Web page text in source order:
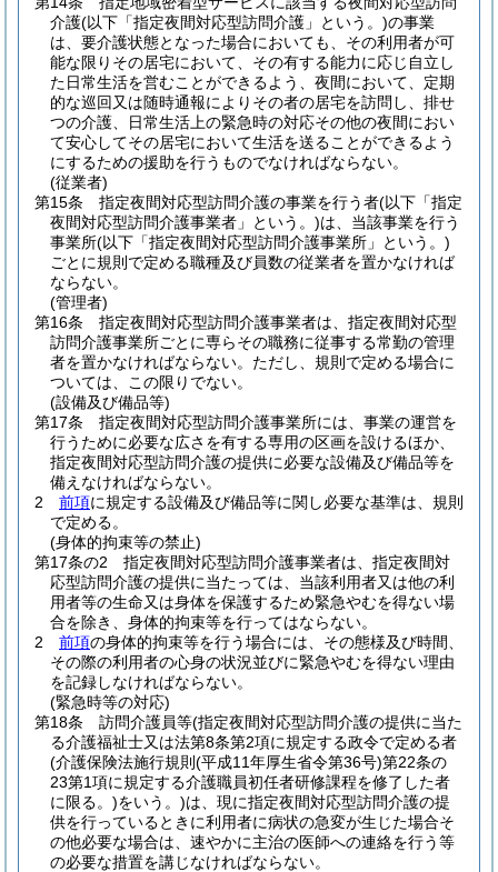
介護(以下「指定夜間対応型訪問介護」という。)の事業
は、要介護状態となった場合においても、その利用者が可
能な限りその居宅において、その有する能力に応じ自立し
た日常生活を営むことができるよう、夜間において、定期
的な巡回又は随時通報によりその者の居宅を訪問し、排せ
つの介護、日常生活上の緊急時の対応その他の夜間におい
て安心してその居宅において生活を送ることができるよう
にするための援助を行うものでなければならない。
(従業者)
第15条
指定夜間対応型訪問介護の事業を行う者(以下「指定
夜間対応型訪問介護事業者」という。)は、当該事業を行う
事業所(以下「指定夜間対応型訪問介護事業所」という。)
ごとに規則で定める職種及び員数の従業者を置かなければ
ならない。
(管理者)
第16条
指定夜間対応型訪問介護事業者は、指定夜間対応型
訪問介護事業所ごとに専らその職務に従事する常勤の管理
者を置かなければならない。 ただし、規則で定める場合に
ついては、この限りでない。
(設備及び備品等)
第17条
指定夜間対応型訪問介護事業所には、事業の運営を
行うために必要な広さを有する専用の区画を設けるほか、
指定夜間対応型訪問介護の提供に必要な設備及び備品等を
備えなければならない。
2
前項に規定する設備及び備品等に関し必要な基準は、規則
で定める。
(身体的拘束等の禁止)
第17条の2
指定夜間対応型訪問介護事業者は、指定夜間対
応型訪問介護の提供に当たっては、当該利用者又は他の利
用者等の生命又は身体を保護するため緊急やむを得ない場
合を除き、身体的拘束等を行ってはならない。
2
前項の身体的拘束等を行う場合には、その態様及び時間、
その際の利用者の心身の状況並びに緊急やむを得ない理由
を記録しなければならない。
(緊急時等の対応)
第18条
訪問介護員等(指定夜間対応型訪問介護の提供に当た
る介護福祉士又は法第8条第2項に規定する政令で定める者
(介護保険法施行規則 (平成11年厚生省令第36号)第22条の
23第1項に規定する介護職員初任者研修課程を修了した者
に限る。)をいう。)は、現に指定夜間対応型訪問介護の提
供を行っているときに利用者に病状の急変が生じた場合そ
の他必要な場合は、速やかに主治の医師への連絡を行う等
の必要な措置を講じなければならない。